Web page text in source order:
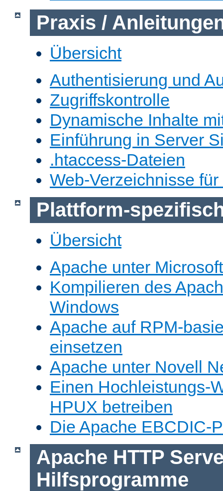
Praxis /
Übersicht
Authentisierung und
Zugriffskontrolle
Dynamische Inhalte
Einführung in Server
.htaccess-Dateien
Web-Verzeichnisse
Plattform-
Übersicht
Apache unter
Kompilieren des
Windows
Apache auf RPM-
einsetzen
Apache unter Novell
Einen Hochleistungs-
HPUX betreiben
Die Apache EBCDIC-
Apache HTTP
Hilfsprogramme